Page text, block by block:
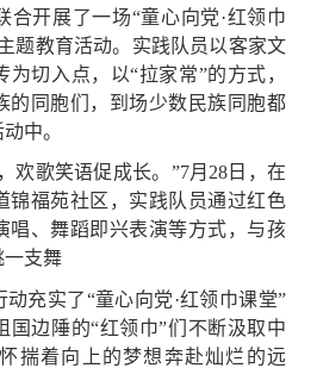
合开展了一场“童心向党·红领巾
题教育活动。实践队员以客家文
切入点，以“拉家常”的方式，
的同胞们，到场少数民族同胞都
中。
欢歌笑语促成长。”7月28日，在
锦福苑社区，实践队员通过红色
唱、舞蹈即兴表演等方式，与孩
一支舞
充实了“童心向党·红领巾课堂”
国边陲的“红领巾”们不断汲取中
揣着向上的梦想奔赴灿烂的远